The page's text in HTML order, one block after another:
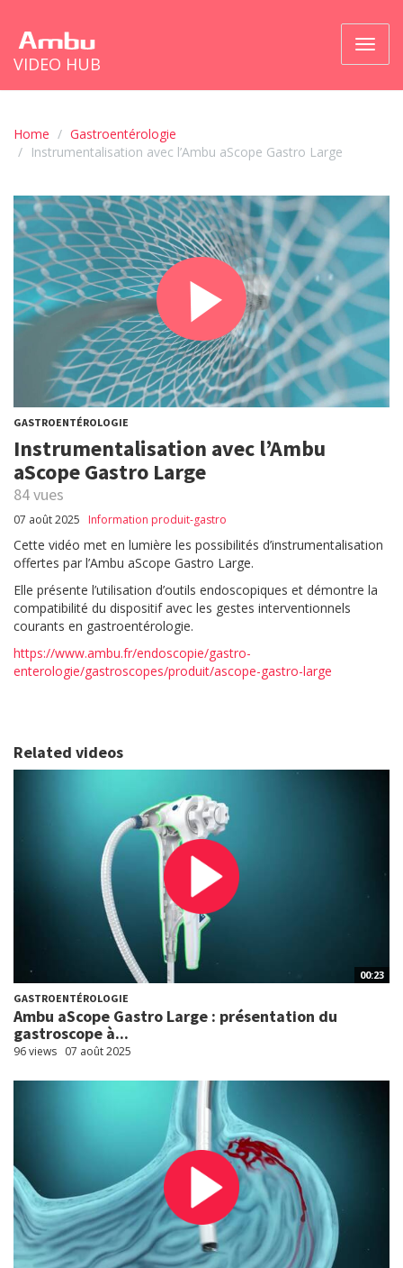
la
VIDEO HUB
Home
Gastroentérologie
Instrumentalisation avec l’Ambu aScope Gastro Large
GASTROENTÉROLOGIE
Instrumentalisation avec l’Ambu
aScope Gastro Large
84 vues
07 août 2025 Information produit-gastro
Cette vidéo met en lumière les possibilités d’instrumentalisation
offertes par l’Ambu aScope Gastro Large.
Elle présente l’utilisation d’outils endoscopiques et démontre la
compatibilité du dispositif avec les gestes interventionnels
courants en gastroentérologie.
https://www.ambu.fr/endoscopie/gastro-
enterologie/gastroscopes/produit/ascope-gastro-large
Related videos
00:23
GASTROENTÉROLOGIE
Ambu aScope Gastro Large : présentation du
gastroscope à...
96 views 07 août 2025